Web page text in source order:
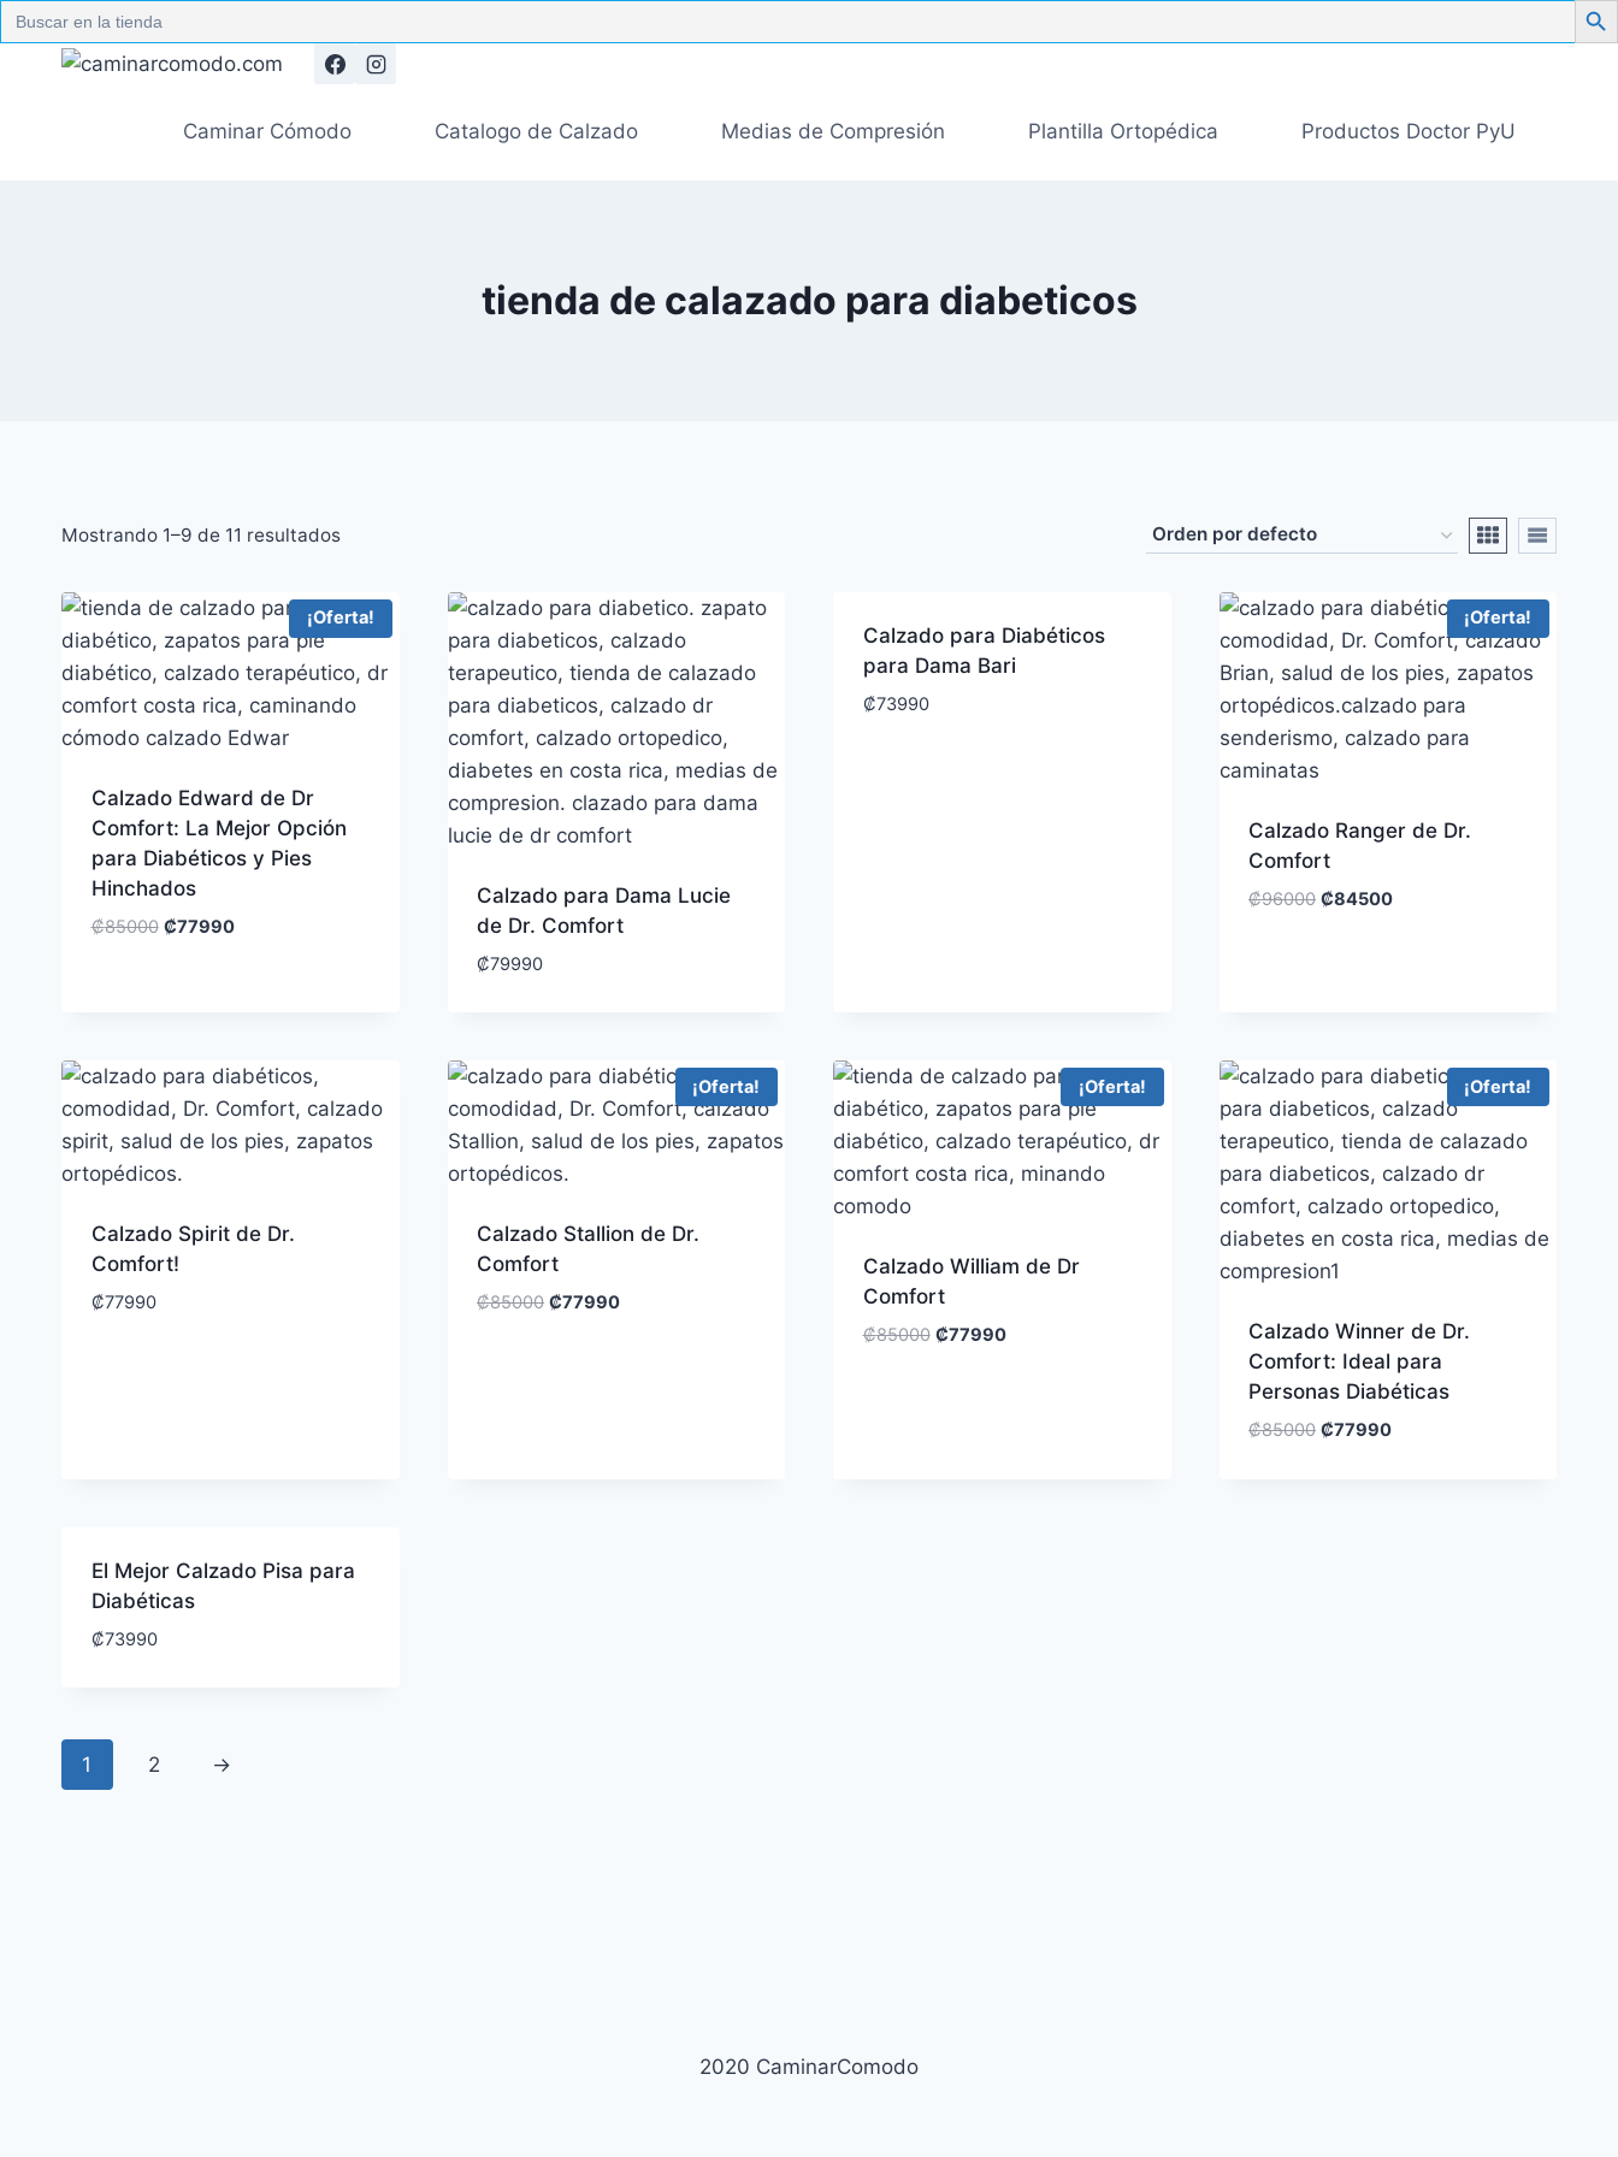
Search
for:
Caminar Cómodo Catalogo de Calzado Medias de Compresión Plantilla Ortopédica Productos Doctor PyU
tienda de calazado para diabeticos
Mostrando 1–9 de 11 resultados
¡Oferta!
Calzado Edward de Dr
Comfort: La Mejor Opción
para Diabéticos y Pies
Hinchados
₡85000 ₡77990
Calzado para Dama Lucie
de Dr. Comfort
₡79990
Calzado para Diabéticos
para Dama Bari
₡73990
¡Oferta!
Calzado Ranger de Dr.
Comfort
₡96000 ₡84500
Calzado Spirit de Dr.
Comfort!
₡77990
¡Oferta!
Calzado Stallion de Dr.
Comfort
₡85000 ₡77990
¡Oferta!
Calzado William de Dr
Comfort
₡85000 ₡77990
¡Oferta!
Calzado Winner de Dr.
Comfort: Ideal para
Personas Diabéticas
₡85000 ₡77990
El Mejor Calzado Pisa para
Diabéticas
₡73990
1 2 →
2020 CaminarComodo